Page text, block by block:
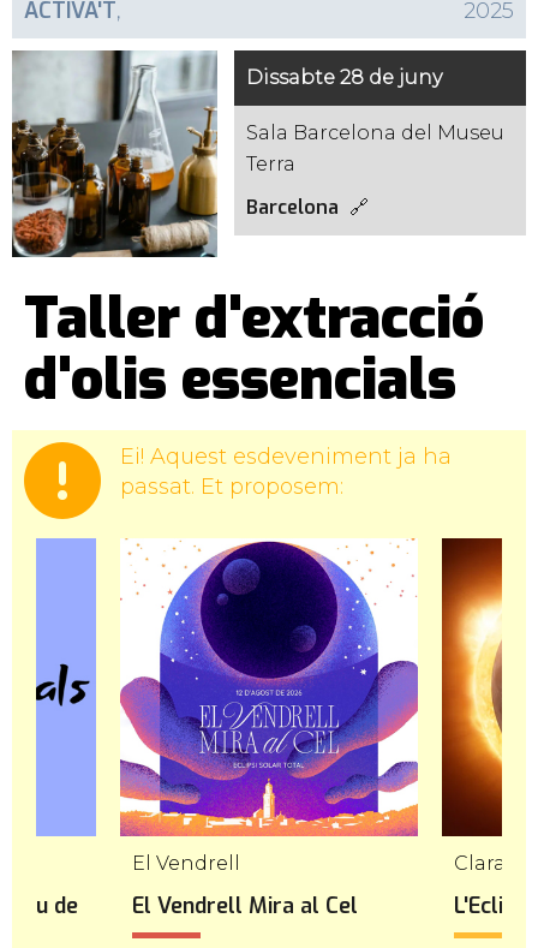
ACTIVA'T, 2025
Dissabte 28 de juny
Sala Barcelona del Museu
Terra
Barcelona
Taller d'extracció
d'olis essencials
Ei! Aquest esdeveniment ja ha
passat. Et proposem:
de
El Vendrell
El Vendrell Mira al Cel